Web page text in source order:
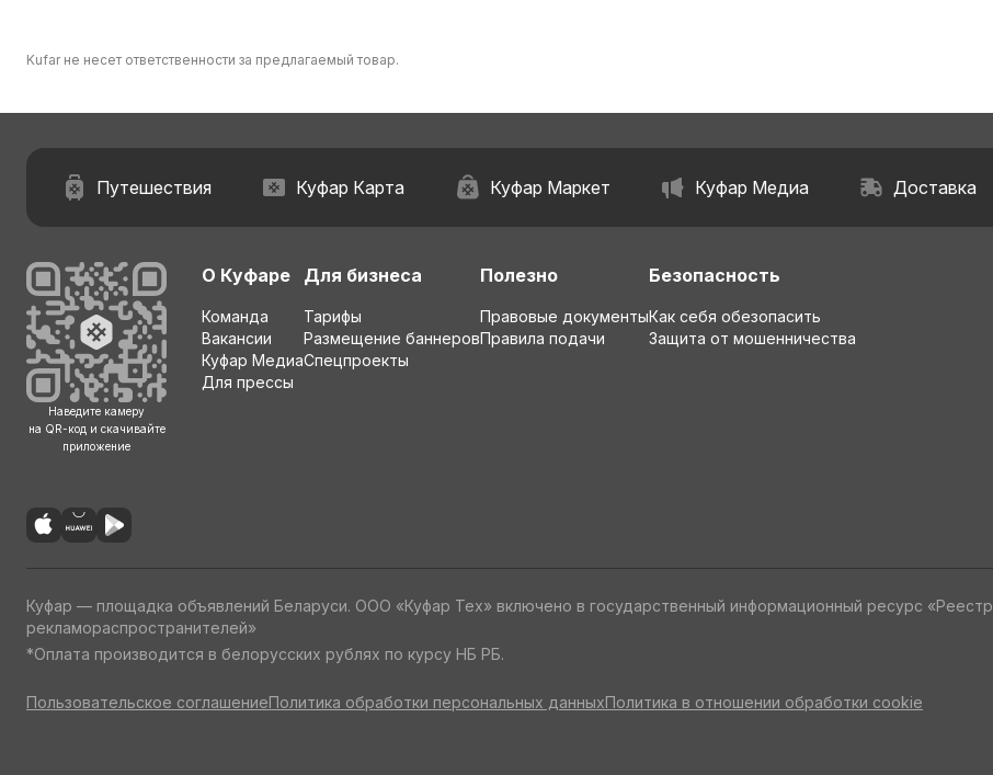
Kufar не несет ответственности за предлагаемый товар.
Путешествия Куфар Карта Куфар Маркет Куфар Медиа Доставка
Наведите камеру
на QR-код и скачивайте
приложение
О Куфаре
Команда
Вакансии
Куфар Медиа
Для прессы
Для бизнеса
Тарифы
Размещение баннеров
Спецпроекты
Полезно
Правовые документы
Правила подачи
Безопасность
Как себя обезопасить
Защита от мошенничества
Куфар — площадка объявлений Беларуси. ООО «Куфар Тех» включено в государственный информационный ресурс «Реестр
рекламораспространителей»
*Оплата производится в белорусских рублях по курсу НБ РБ.
Пользовательское соглашениеПолитика обработки персональных данныхПолитика в отношении обработки cookie